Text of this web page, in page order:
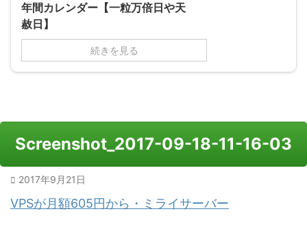
年間カレンダー【一粒万倍日や天
赦日】
続きを見る
Screenshot_2017-09-18-11-16-03
2017年9月21日
VPSが月額605円から・ミライサーバー